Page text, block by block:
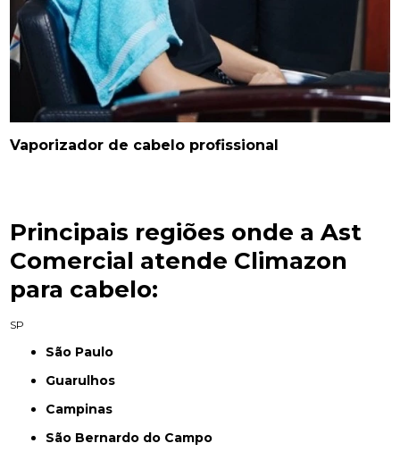
Vaporizador de cabelo profissional
Principais regiões onde a Ast
Comercial atende Climazon
para cabelo:
SP
São Paulo
Guarulhos
Campinas
São Bernardo do Campo